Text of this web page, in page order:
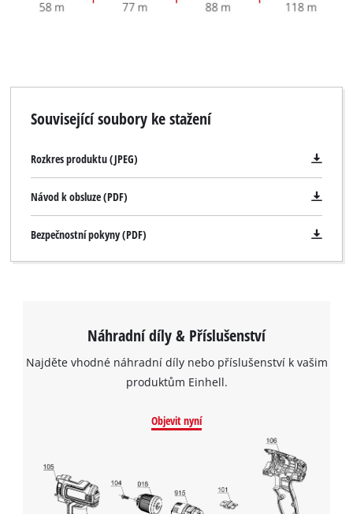
Související soubory ke stažení
Rozkres produktu (JPEG)
Návod k obsluze (PDF)
Bezpečnostní pokyny (PDF)
Náhradní díly & Příslušenství
Najděte vhodné náhradní díly nebo příslušenství k vašim
produktům Einhell.
Objevit nyní